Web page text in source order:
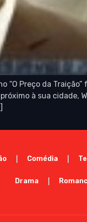
“O Preço da
à sua cidade,
Comédia
Drama